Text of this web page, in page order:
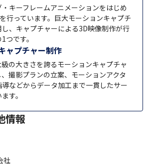
キーフレームアニメーションをはじめ
行っています。巨大モーションキャプチ
、キャプチャーによる3D映像制作が行
つです。
ャプチャー制作
の大きさを誇るモーションキャプチャ
撮影プランの立案、モーションアクタ
などからデータ加工まで一貫したサー
す。
情報
社